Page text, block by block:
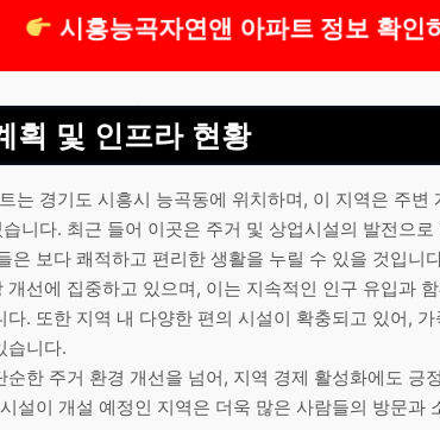
시흥능곡자연앤 아파트 정보 확인
획 및 인프라 현황
는 경기도 시흥시 능곡동에 위치하며, 이 지역은 주변
니다. 최근 들어 이곳은 주거 및 상업시설의 발전으
은 보다 쾌적하고 편리한 생활을 누릴 수 있을 것입니
개선에 집중하고 있으며, 이는 지속적인 인구 유입과
다. 또한 지역 내 다양한 편의 시설이 확충되고 있어,
습니다.
순한 주거 환경 개선을 넘어, 지역 경제 활성화에도 긍
설이 개설 예정인 지역은 더욱 많은 사람들의 방문과